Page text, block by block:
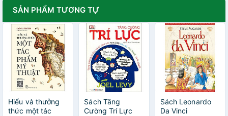
SẢN PHẨM TƯƠNG TỰ
Hiểu và thưởng
thức một tác
Sách Tăng
Cường Trí Lực
Sách Leonardo
Da Vinci